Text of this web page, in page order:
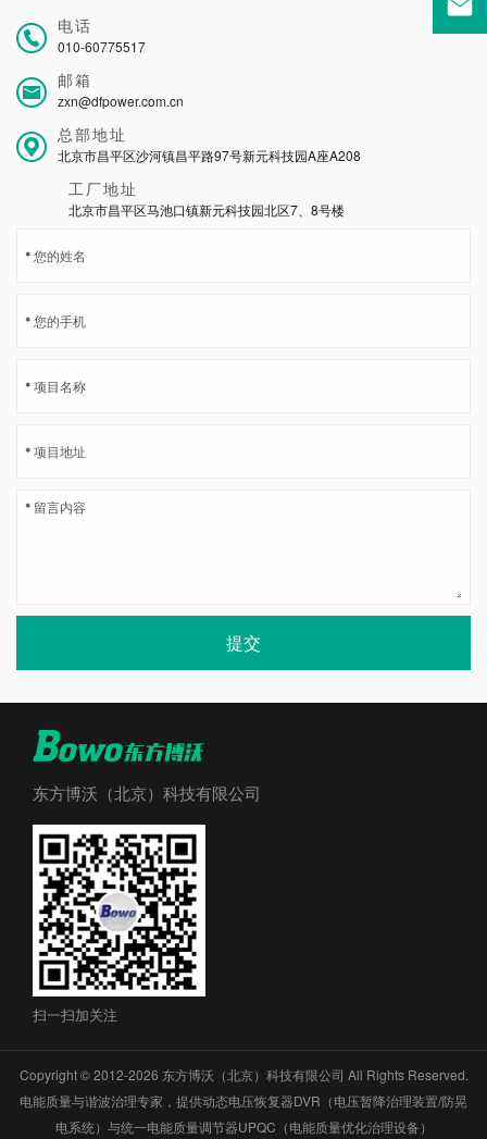
电话
010-60775517
邮箱
zxn@dfpower.com.cn
总部地址
北京市昌平区沙河镇昌平路97号新元科技园A座A208
工厂地址
北京市昌平区马池口镇新元科技园北区7、8号楼
提交
东方博沃（北京）科技有限公司
扫一扫加关注
Copyright © 2012-2026 东方博沃（北京）科技有限公司 All Rights Reserved.
电能质量与谐波治理专家，提供动态电压恢复器DVR（电压暂降治理装置/防晃
电系统）与统一电能质量调节器UPQC（电能质量优化治理设备）